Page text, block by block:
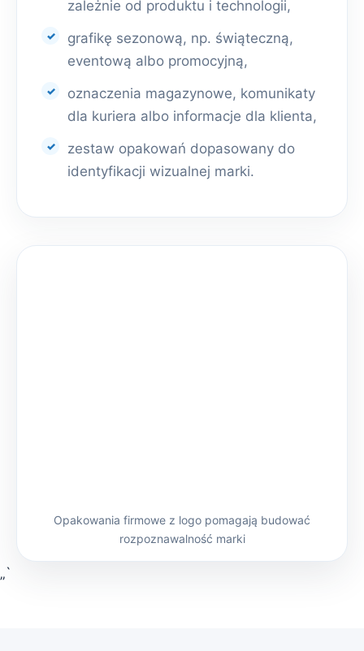
zależnie od produktu i technologii,
grafikę sezonową, np. świąteczną,
eventową albo promocyjną,
oznaczenia magazynowe, komunikaty
dla kuriera albo informacje dla klienta,
zestaw opakowań dopasowany do
identyfikacji wizualnej marki.
Opakowania firmowe z logo pomagają budować
rozpoznawalność marki
„`